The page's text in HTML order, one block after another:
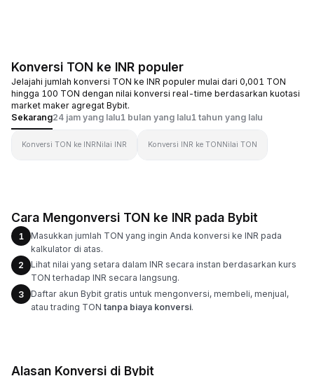
Konversi TON ke INR populer
Jelajahi jumlah konversi TON ke INR populer mulai dari 0,001 TON
hingga 100 TON dengan nilai konversi real-time berdasarkan kuotasi
market maker agregat Bybit.
Sekarang24 jam yang lalu1 bulan yang lalu1 tahun yang lalu
Konversi TON ke INRNilai INR Konversi INR ke TONNilai TON
Cara Mengonversi TON ke INR pada Bybit
1
Masukkan jumlah TON yang ingin Anda konversi ke INR pada
kalkulator di atas.
2
Lihat nilai yang setara dalam INR secara instan berdasarkan kurs
TON terhadap INR secara langsung.
3
Daftar akun Bybit gratis untuk mengonversi, membeli, menjual,
atau trading TON tanpa biaya konversi.
Alasan Konversi di Bybit